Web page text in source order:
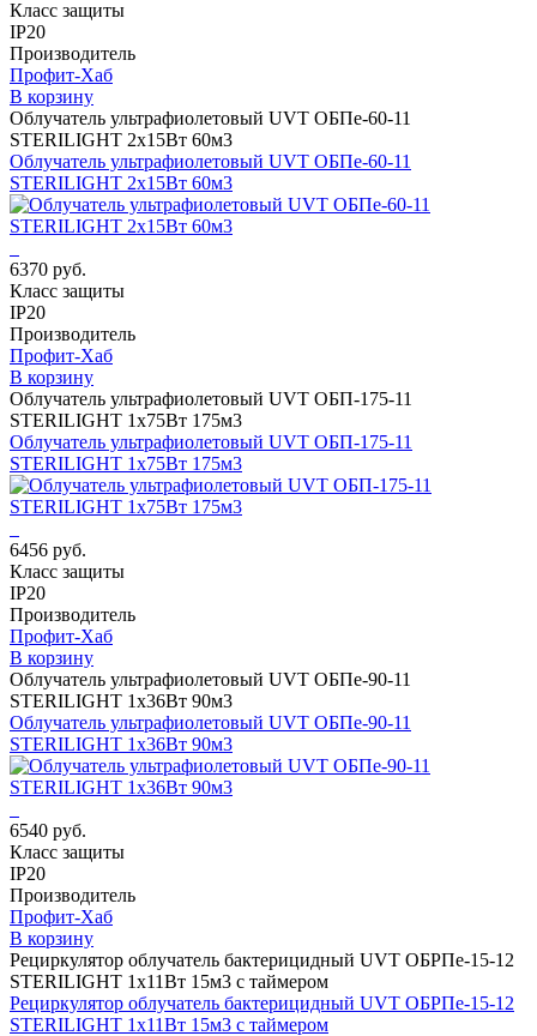
Класс защиты
IP20
Производитель
Профит-Хаб
В корзину
Облучатель ультрафиолетовый UVT ОБПе-60-11
STERILIGHT 2х15Вт 60м3
Облучатель ультрафиолетовый UVT ОБПе-60-11
STERILIGHT 2х15Вт 60м3
6370 руб.
Класс защиты
IP20
Производитель
Профит-Хаб
В корзину
Облучатель ультрафиолетовый UVT ОБП-175-11
STERILIGHT 1х75Вт 175м3
Облучатель ультрафиолетовый UVT ОБП-175-11
STERILIGHT 1х75Вт 175м3
6456 руб.
Класс защиты
IP20
Производитель
Профит-Хаб
В корзину
Облучатель ультрафиолетовый UVT ОБПе-90-11
STERILIGHT 1х36Вт 90м3
Облучатель ультрафиолетовый UVT ОБПе-90-11
STERILIGHT 1х36Вт 90м3
6540 руб.
Класс защиты
IP20
Производитель
Профит-Хаб
В корзину
Рециркулятор облучатель бактерицидный UVT ОБРПе-15-12
STERILIGHT 1х11Вт 15м3 с таймером
Рециркулятор облучатель бактерицидный UVT ОБРПе-15-12
STERILIGHT 1х11Вт 15м3 с таймером